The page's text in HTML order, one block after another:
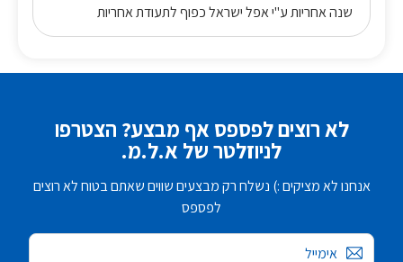
שנה אחריות ע"י אפל ישראל כפוף לתעודת אחריות
לא רוצים לפספס אף מבצע? הצטרפו
לניוזלטר של א.ל.מ.
אנחנו לא מציקים :) נשלח רק מבצעים שווים שאתם בטוח לא רוצים
לפספס
אימייל